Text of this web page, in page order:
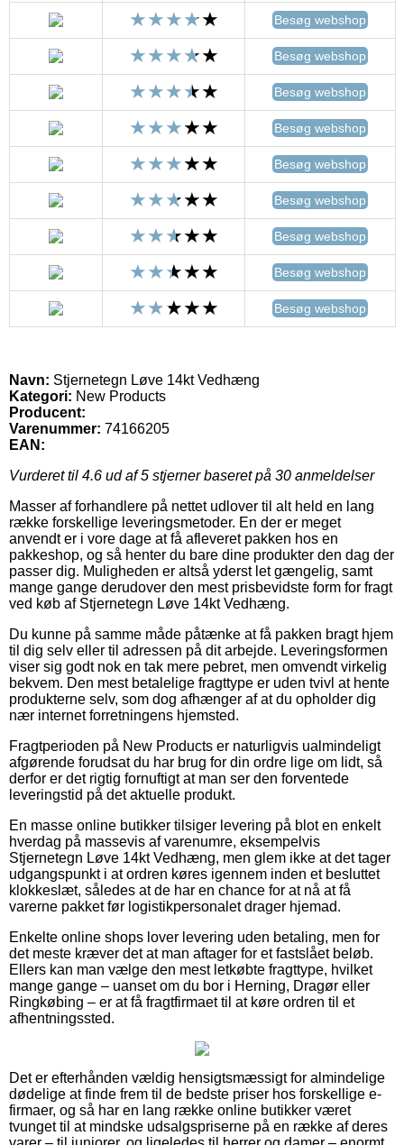
Besøg webshop
Besøg webshop
Besøg webshop
Besøg webshop
Besøg webshop
Besøg webshop
Besøg webshop
Besøg webshop
Besøg webshop
Navn: Stjernetegn Løve 14kt Vedhæng
Kategori: New Products
Producent:
Varenummer: 74166205
EAN:
Vurderet til 4.6 ud af 5 stjerner baseret på 30 anmeldelser
Masser af forhandlere på nettet udlover til alt held en lang
række forskellige leveringsmetoder. En der er meget
anvendt er i vore dage at få afleveret pakken hos en
pakkeshop, og så henter du bare dine produkter den dag der
passer dig. Muligheden er altså yderst let gængelig, samt
mange gange derudover den mest prisbevidste form for fragt
ved køb af Stjernetegn Løve 14kt Vedhæng.
Du kunne på samme måde påtænke at få pakken bragt hjem
til dig selv eller til adressen på dit arbejde. Leveringsformen
viser sig godt nok en tak mere pebret, men omvendt virkelig
bekvem. Den mest betalelige fragttype er uden tvivl at hente
produkterne selv, som dog afhænger af at du opholder dig
nær internet forretningens hjemsted.
Fragtperioden på New Products er naturligvis ualmindeligt
afgørende forudsat du har brug for din ordre lige om lidt, så
derfor er det rigtig fornuftigt at man ser den forventede
leveringstid på det aktuelle produkt.
En masse online butikker tilsiger levering på blot en enkelt
hverdag på massevis af varenumre, eksempelvis
Stjernetegn Løve 14kt Vedhæng, men glem ikke at det tager
udgangspunkt i at ordren køres igennem inden et besluttet
klokkeslæt, således at de har en chance for at nå at få
varerne pakket før logistikpersonalet drager hjemad.
Enkelte online shops lover levering uden betaling, men for
det meste kræver det at man aftager for et fastslået beløb.
Ellers kan man vælge den mest letkøbte fragttype, hvilket
mange gange – uanset om du bor i Herning, Dragør eller
Ringkøbing – er at få fragtfirmaet til at køre ordren til et
afhentningssted.
Det er efterhånden vældig hensigtsmæssigt for almindelige
dødelige at finde frem til de bedste priser hos forskellige e-
firmaer, og så har en lang række online butikker været
tvunget til at mindske udsalgspriserne på en række af deres